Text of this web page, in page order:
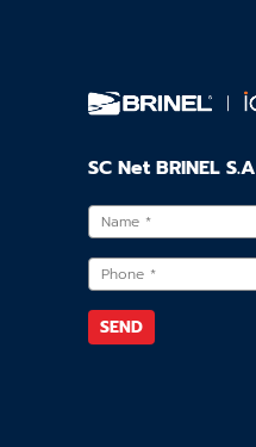
SC Net BRINEL S.A